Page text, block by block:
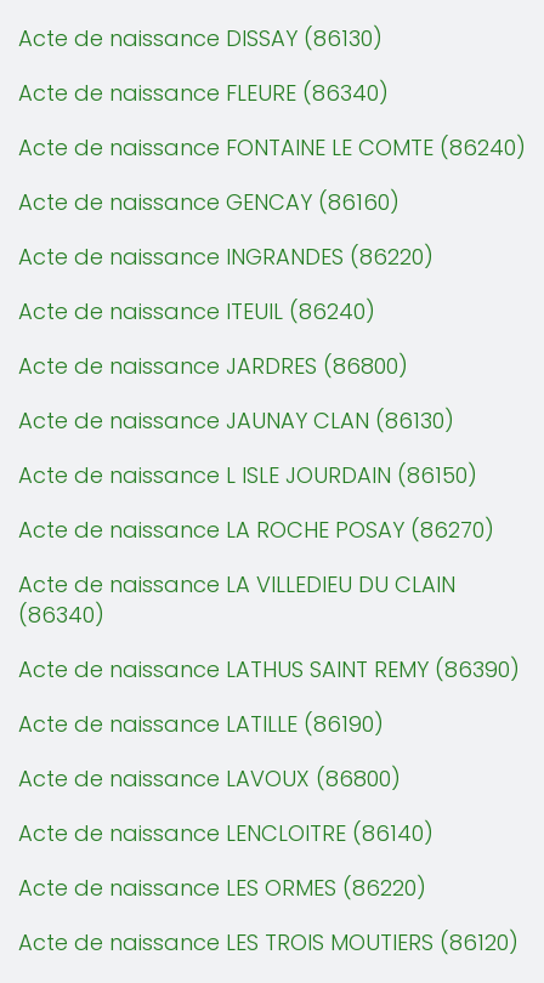
Acte de naissance DISSAY (86130)
Acte de naissance FLEURE (86340)
Acte de naissance FONTAINE LE COMTE (86240)
Acte de naissance GENCAY (86160)
Acte de naissance INGRANDES (86220)
Acte de naissance ITEUIL (86240)
Acte de naissance JARDRES (86800)
Acte de naissance JAUNAY CLAN (86130)
Acte de naissance L ISLE JOURDAIN (86150)
Acte de naissance LA ROCHE POSAY (86270)
Acte de naissance LA VILLEDIEU DU CLAIN
(86340)
Acte de naissance LATHUS SAINT REMY (86390)
Acte de naissance LATILLE (86190)
Acte de naissance LAVOUX (86800)
Acte de naissance LENCLOITRE (86140)
Acte de naissance LES ORMES (86220)
Acte de naissance LES TROIS MOUTIERS (86120)